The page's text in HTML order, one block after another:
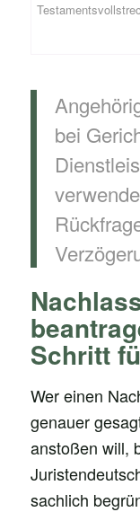
bei
Schritt
Wer einen
genauer
anstoßen will,
sachlich